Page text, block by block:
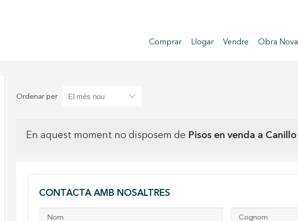
Comprar Llogar Vendre Obra Nova
Ordenar per
En aquest moment no disposem de Pisos en venda a Canillo
CONTACTA AMB NOSALTRES
Modificar cookies